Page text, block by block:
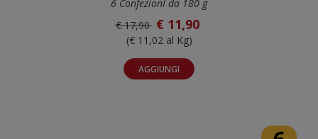
6 ConfezionI da 180 g
€ 17,90 € 11,90
(€ 11,02 al Kg)
AGGIUNGI